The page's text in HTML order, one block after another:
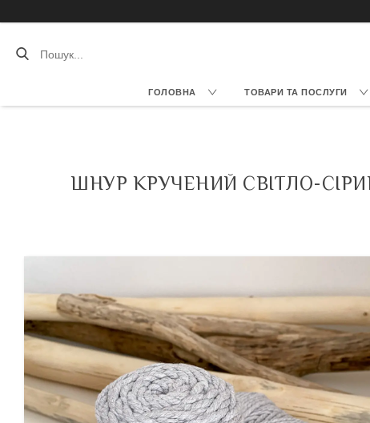
ГОЛОВНА ТОВАРИ ТА ПОСЛУГИ
ШНУР КРУЧЕНИЙ СВІТЛО-